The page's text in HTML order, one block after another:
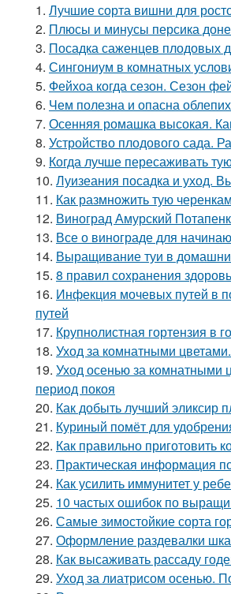
1. Лучшие сорта вишни для
2. Плюсы и минусы персика
3. Посадка саженцев плодовых
4. Сингониум в комнатных
5. Фейхоа когда сезон. Сезон
6. Чем полезна и опасна
7. Осенняя ромашка высокая.
8. Устройство плодового сада.
9. Когда лучше пересаживать
10. Луизеания посадка и уход.
11. Как размножить тую
12. Виноград Амурский
13. Все о винограде для
14. Выращивание туи в
15. 8 правил сохранения
16. Инфекция мочевых путей в
путей
17. Крупнолистная гортензия в
18. Уход за комнатными
19. Уход осенью за комнатными
период покоя
20. Как добыть лучший эликсир
21. Куриный помёт для
22. Как правильно приготовить
23. Практическая информация
24. Как усилить иммунитет у
25. 10 частых ошибок по
26. Самые зимостойкие
27. Оформление раздевалки
28. Как высаживать рассаду
29. Уход за лиатрисом осенью.